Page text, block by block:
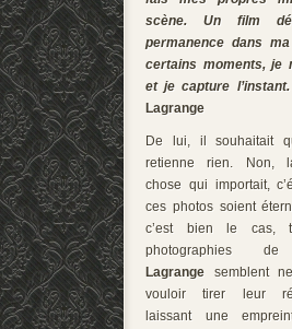
scène. Un film
permanence dans
certains moments, je
et je capture
Lagrange
De lui, il souhaitait
retienne rien. Non,
chose qui importait,
ces photos soient
c’est bien le cas,
photographies
Lagrange semblent
vouloir tirer leur
laissant une